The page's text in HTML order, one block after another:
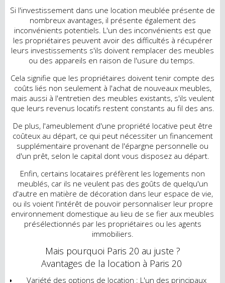
Si l'investissement dans une location meublée présente de
nombreux avantages, il présente également des
inconvénients potentiels. L'un des inconvénients est que
les propriétaires peuvent avoir des difficultés à récupérer
leurs investissements s'ils doivent remplacer des meubles
ou des appareils en raison de l'usure du temps.
Cela signifie que les propriétaires doivent tenir compte des
coûts liés non seulement à l'achat de nouveaux meubles,
mais aussi à l'entretien des meubles existants, s'ils veulent
que leurs revenus locatifs restent constants au fil des ans.
De plus, l'ameublement d'une propriété locative peut être
coûteux au départ, ce qui peut nécessiter un financement
supplémentaire provenant de l'épargne personnelle ou
d'un prêt, selon le capital dont vous disposez au départ.
Enfin, certains locataires préfèrent les logements non
meublés, car ils ne veulent pas des goûts de quelqu'un
d'autre en matière de décoration dans leur espace de vie,
ou ils voient l'intérêt de pouvoir personnaliser leur propre
environnement domestique au lieu de se fier aux meubles
présélectionnés par les propriétaires ou les agents
immobiliers.
Mais pourquoi Paris 20 au juste ?
Avantages de la location à Paris 20
Variété des options de location : L'un des principaux